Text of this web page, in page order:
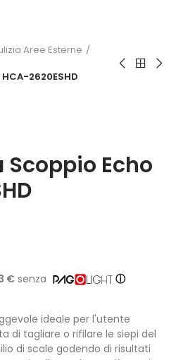
Aree Esterne
2620ESHD
Echo
€ senza
ⓘ
ideale per l'utente
di tagliare o rifilare le siepi del
di scale godendo di risultati